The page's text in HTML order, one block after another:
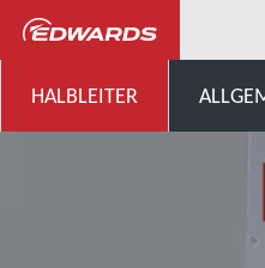
HALBLEITER